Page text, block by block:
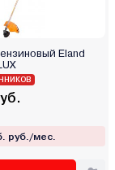
Eland
руб./мес.